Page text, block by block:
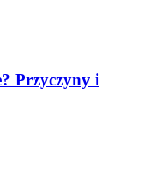
Przyczyny i